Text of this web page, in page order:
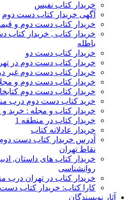
خریدار کتاب نفیس
آگهی خریدار کتاب دست دوم
خریدار کتاب دست دوم و
خریدار کتاب , خریدار کتاب
باطله
خریدار کتاب دست دو
خریدار کتاب دست دوم در
خریدار کتاب دست دوم غیر
خریدار کتاب دست دوم و
خریدار کتاب دست دوم
خرید کتاب دست دوم درب
خریدار کتاب و مجله :
خریدار کتاب در منطقه 1
خریدار عادلانه کتاب
آدرس خریدار کتاب دست دوم
نقاط تهران
خریدار کتاب های داستان,
روانشناسی
خریدار کتاب در تهران درب
کارا کتاب: خریدار کتاب
آثار نویسندگان